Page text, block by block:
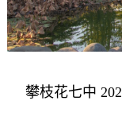
攀枝花七中